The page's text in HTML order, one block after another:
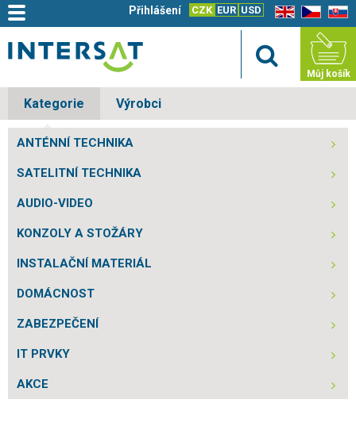
EN CZ SK
CZK EUR USD
Přihlášení
Můj košík
Kategorie Výrobci
ANTÉNNÍ TECHNIKA
SATELITNÍ TECHNIKA
AUDIO-VIDEO
KONZOLY A STOŽÁRY
INSTALAČNÍ MATERIÁL
DOMÁCNOST
ZABEZPEČENÍ
IT PRVKY
AKCE